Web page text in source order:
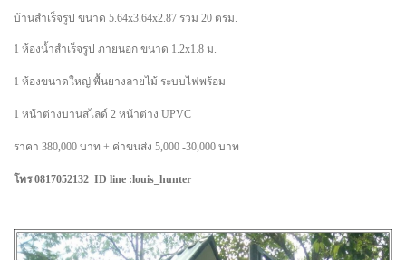
บ้านสำเร็จรูป ขนาด 5.64x3.64x2.87 รวม 20 ตรม.
1 ห้องน้ำสำเร็จรูป ภายนอก ขนาด 1.2x1.8 ม.
1 ห้องขนาดใหญ่ พื้นยางลายไม้ ระบบไฟพร้อม
1 หน้าต่างบานสไลด์ 2 หน้าต่าง UPVC
ราคา 380,000 บาท + ค่าขนส่ง 5,000 -30,000 บาท
โทร 0817052132 ID line :louis_hunter